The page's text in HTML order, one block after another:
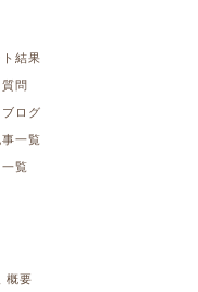
結果
問
ログ
一覧
覧
概要